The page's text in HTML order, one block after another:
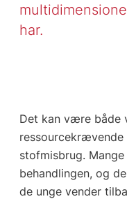
har.
Det kan være både
ressourcekrævende
stofmisbrug.
behandlingen, og
de unge vender